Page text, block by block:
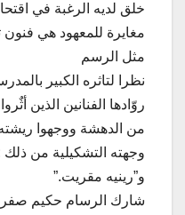
خلق لديه الرغبة في
مغايرة للمعهود هي
مثل الرسم
نظرا لتاثره الكبير
روّادها الفنانين الذين
من الدهشة ووجهوا
وجهته التشكيلية من ذلك
و”رينيه مقريت.”
شارك الرسام حكيم صفر